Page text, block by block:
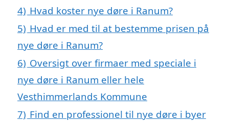
4) Hvad koster nye døre i Ranum?
5) Hvad er med til at bestemme prisen på
nye døre i Ranum?
6) Oversigt over firmaer med speciale i
nye døre i Ranum eller hele
Vesthimmerlands Kommune
7) Find en professionel til nye døre i byer